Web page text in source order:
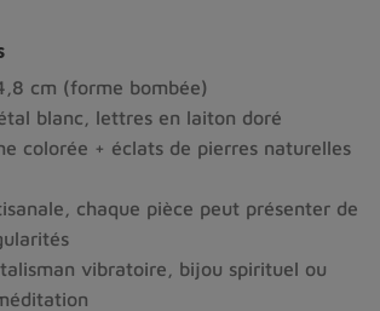
cm (forme bombée)
blanc, lettres en laiton doré
colorée + éclats de pierres naturelles
chaque pièce peut présenter de
vibratoire, bijou spirituel ou